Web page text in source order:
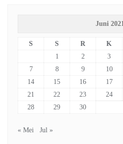
Juni 2021
S S R K
1
2 3
7
8 9 10
14
15 16 17
21
22 23 24
28
29 30
« Mei Jul »